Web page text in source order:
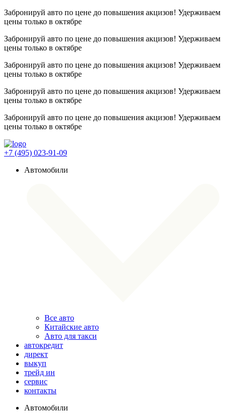
Забронируй авто по цене до повышения акцизов! Удерживаем
цены только в октябре
Забронируй авто по цене до повышения акцизов! Удерживаем
цены только в октябре
Забронируй авто по цене до повышения акцизов! Удерживаем
цены только в октябре
Забронируй авто по цене до повышения акцизов! Удерживаем
цены только в октябре
Забронируй авто по цене до повышения акцизов! Удерживаем
цены только в октябре
+7 (495) 023-91-09
Автомобили
Все авто
Китайские авто
Авто для такси
автокредит
директ
выкуп
трейд ин
сервис
контакты
Автомобили